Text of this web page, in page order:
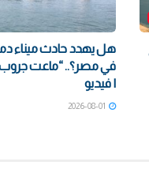
هل يهدد حادث ميناء
في مصر؟.. “ماعت
| فيديو